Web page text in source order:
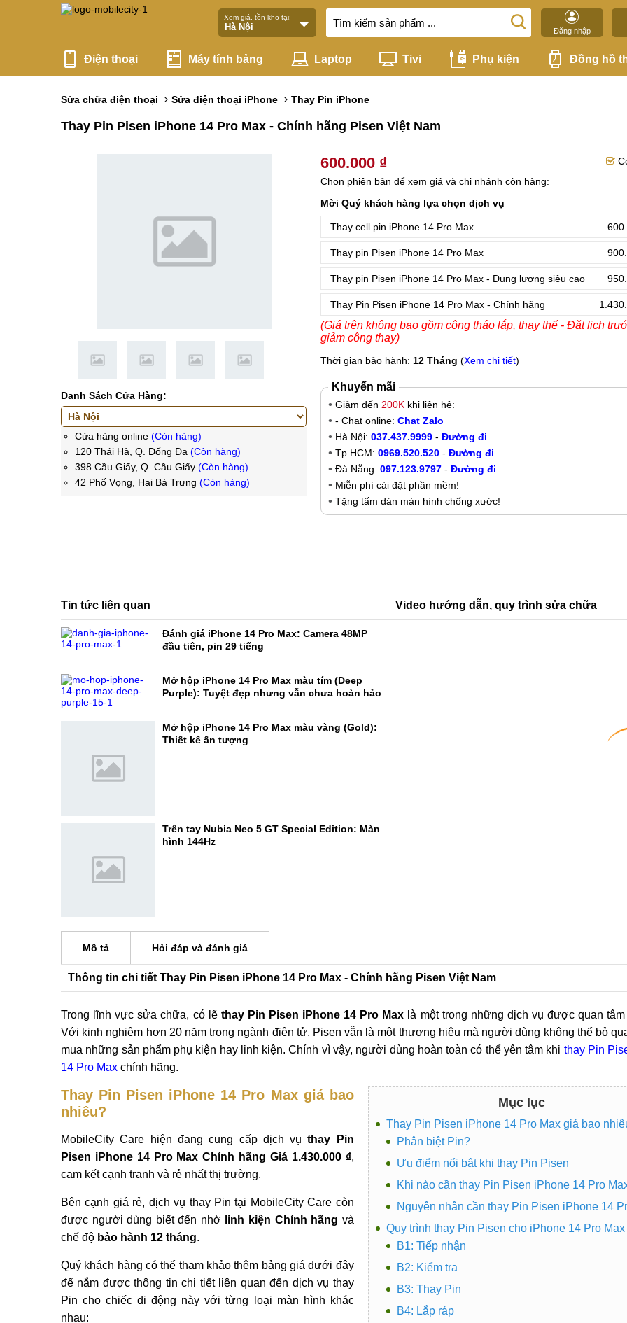
Xem giá, tồn kho tại:
Đăng nhập
Điện thoại Máy tính bảng Laptop Tivi Phụ kiện Đồng hồ
Sửa chữa điện thoại Sửa điện thoại iPhone Thay Pin iPhone
Thay Pin Pisen iPhone 14 Pro Max - Chính hãng Pisen Việt Nam
Danh Sách Cửa Hàng:
Cửa hàng online (Còn hàng)
120 Thái Hà, Q. Đống Đa (Còn hàng)
398 Cầu Giấy, Q. Cầu Giấy (Còn hàng)
42 Phố Vọng, Hai Bà Trưng (Còn hàng)
600.000 ₫
Chọn phiên bản để xem giá và chi nhánh còn hàng:
Mời Quý khách hàng lựa chọn dịch vụ
Thay cell pin iPhone 14 Pro Max
Thay pin Pisen iPhone 14 Pro Max
Thay pin Pisen iPhone 14 Pro Max - Dung lượng siêu cao
Thay Pin Pisen iPhone 14 Pro Max - Chính hãng
(Giá trên không bao gồm công tháo lắp, thay thế - Đặt lịch
giảm công thay)
Thời gian bảo hành: 12 Tháng (Xem chi tiết)
Khuyến mãi
Giảm đến 200K khi liên hệ:
- Chat online: Chat Zalo
Hà Nội: 037.437.9999 - Đường đi
Tp.HCM: 0969.520.520 - Đường đi
Đà Nẵng: 097.123.9797 - Đường đi
Miễn phí cài đặt phần mềm!
Tặng tấm dán màn hình chống xước!
Tin tức liên quan
Đánh giá iPhone 14 Pro Max: Camera 48MP
đầu tiên, pin 29 tiếng
Mở hộp iPhone 14 Pro Max màu tím (Deep
Purple): Tuyệt đẹp nhưng vẫn chưa hoàn hảo
Mở hộp iPhone 14 Pro Max màu vàng (Gold):
hình 144Hz
Video hướng dẫn, quy trình sửa chữa
Mô tả Hỏi đáp và đánh giá
Thông tin chi tiết Thay Pin Pisen iPhone 14 Pro Max - Chính hãng Pisen Việt Nam
thay Pin Pisen iPhone 14 Pro Maxlà một trong những dịch vụ được quan tâm
Với kinh nghiệm hơn 20 năm trong ngành điện tử, Pisen vẫn là một thương hiệu mà người dùng không thể bỏ
mua những sản phẩm phụ kiện hay linh kiện. Chính vì vậy, người dùng hoàn toàn có thể yên tâm khithay Pin
14 Pro Maxchính hãng.
Mục lục
Thay Pin Pisen iPhone 14 Pro Max giá bao
Phân biệt Pin?
Ưu điểm nổi bật khi thay Pin Pisen
Khi nào cần thay Pin Pisen iPhone 14 Pro Max
Nguyên nhân cần thay Pin Pisen iPhone 14
Thay Pin Pisen iPhone 14 Pro Max giá bao
nhiêu?
Pisen iPhone 14 Pro Max Chính hãng Giá 1.430.000 ₫,
cam kết cạnh tranh và rẻ nhất thị trường.
Bên cạnh giá rẻ, dịch vụ thay Pin tại MobileCity Care còn